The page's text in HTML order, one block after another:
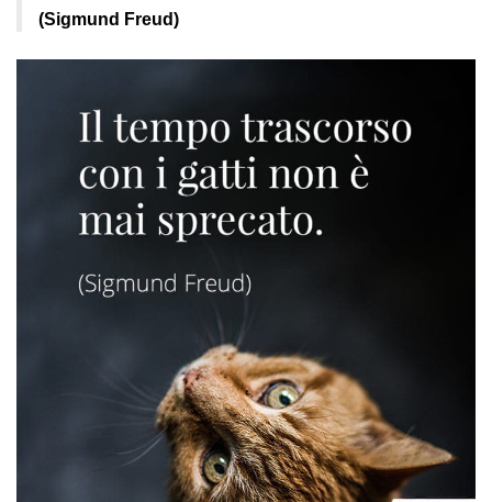
(Sigmund Freud)